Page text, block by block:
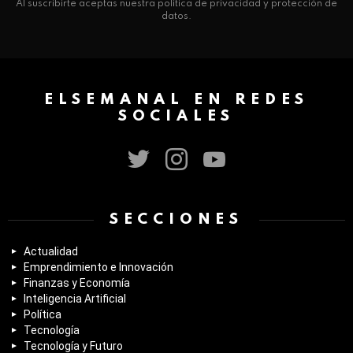
Al suscribirte aceptas nuestra política de privacidad y protección de
datos.
ELSEMANAL EN REDES
SOCIALES
SECCIONES
Actualidad
Emprendimiento e Innovación
Finanzas y Economía
Inteligencia Artificial
Política
Tecnología
Tecnología y Futuro